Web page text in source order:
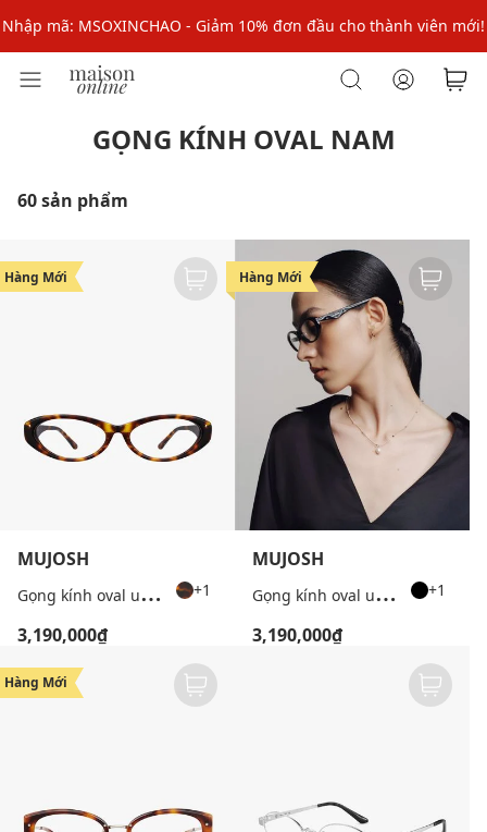
Nhập mã: MSOXINCHAO - Giảm 10% đơn đầu cho thành viên mới!
Nhập mã MSOPAY100: giảm ngay 10% khi thanh toán trực tuyến
GỌNG KÍNH OVAL NAM
60 sản phẩm
Hàng Mới
MUJOSH
G
ọng kính oval unisex thời trang +1
3,190,000₫
Hàng Mới
MUJOSH
G
ọng kính oval unisex thời trang +1
3,190,000₫
Hàng Mới